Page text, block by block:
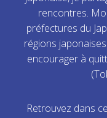
rencontres.
préfectures du
régions
encourager à
Retrouvez dans